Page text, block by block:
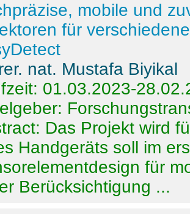
mobile und
für
nat. Mustafa Biyikal
01.03.2023-
Das Projekt wird
Handgeräts soll im
für
Berücksichtigung ...